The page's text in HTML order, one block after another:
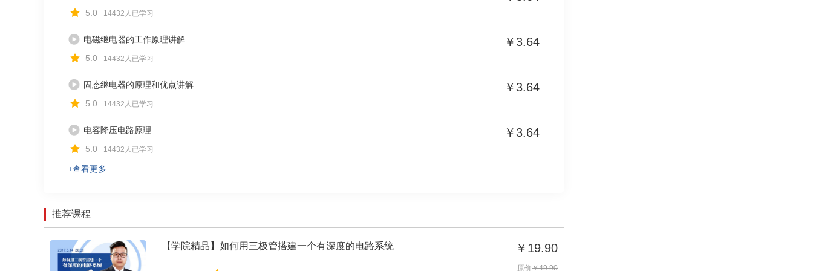
5.0 14432人已学习
电磁继电器的工作原理讲解
5.0
14432人已学习
￥3.64
固态继电器的原理和优点讲解
5.0
14432人已学习
￥3.64
电容降压电路原理
5.0
14432人已学习
￥3.64
+查看更多
推荐课程
【学院精品】如何用三极管搭建一个有深度的电路系统 ￥19.90
原价￥49.90